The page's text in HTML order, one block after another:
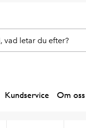
Kundservice Om oss